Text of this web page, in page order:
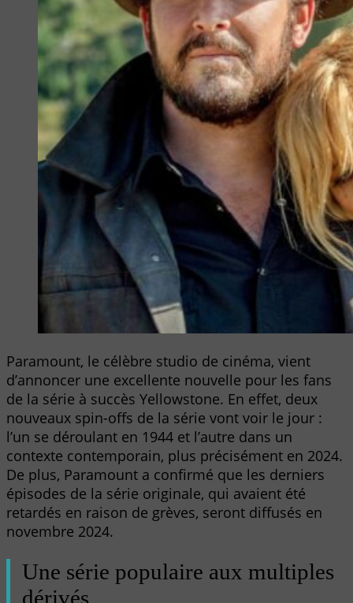
Paramount, le célèbre studio de cinéma, vient
d’annoncer une excellente nouvelle pour les fans
de la série à succès Yellowstone. En effet, deux
nouveaux spin-offs de la série vont voir le jour :
l’un se déroulant en 1944 et l’autre dans un
contexte contemporain, plus précisément en 2024.
De plus, Paramount a confirmé que les derniers
épisodes de la série originale, qui avaient été
retardés en raison de grèves, seront diffusés en
novembre 2024.
Une série populaire aux multiples
dérivés